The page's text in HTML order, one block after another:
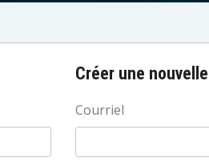
Créer une
Courriel